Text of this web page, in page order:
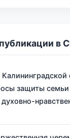
в
защиты семьи